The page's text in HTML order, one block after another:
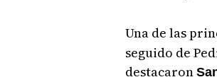
Una de las
seguido de
destacaron